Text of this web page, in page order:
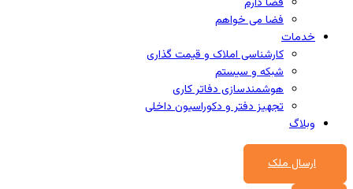
فضا می خواهم
خدمات
کارشناسی املاک و قیمت گذاری
شبکه و سیستم
هوشمندسازی دفاتر کاری
تجهیز دفتر و دکوراسیون داخلی
وبلاگ
ارسال ملک